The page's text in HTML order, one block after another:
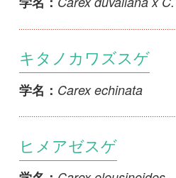
学名：Carex fibrillosa
タマツリスゲ
学名：Carex filipes var. filipes